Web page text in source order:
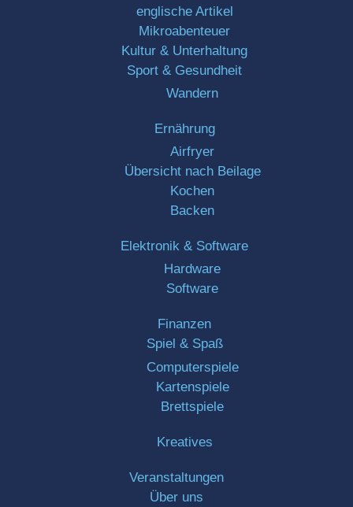
englische Artikel
Mikroabenteuer
Kultur & Unterhaltung
Sport & Gesundheit
Wandern
Ernährung
Airfryer
Übersicht nach Beilage
Kochen
Backen
Elektronik & Software
Hardware
Software
Finanzen
Spiel & Spaß
Computerspiele
Kartenspiele
Brettspiele
Kreatives
Veranstaltungen
Über uns